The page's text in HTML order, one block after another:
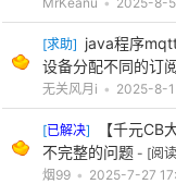
[求助] java程序
设备分配不同的订
无关风月i • 2025-8-
[已解决]
【千元
不完整的问题 - [阅
烟99 • 2025-7-27